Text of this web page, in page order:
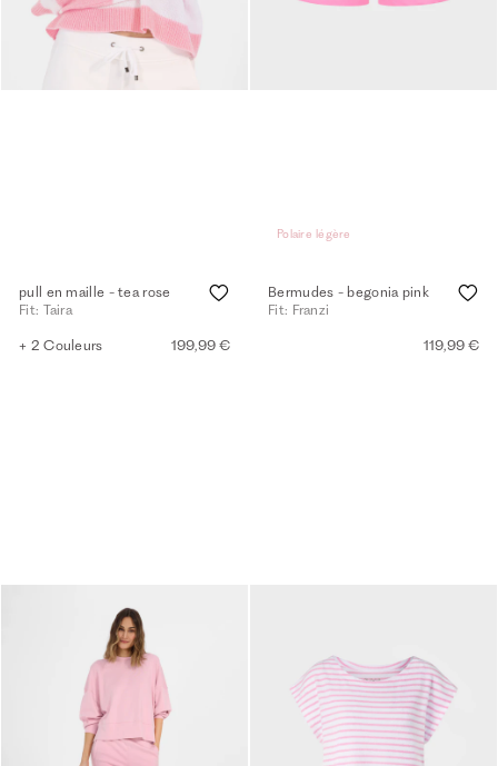
pull en maille - tea rose
Fit: Taira
+ 2 Couleurs 199,99 €
Polaire légère
Bermudes - begonia pink
Fit: Franzi
119,99 €